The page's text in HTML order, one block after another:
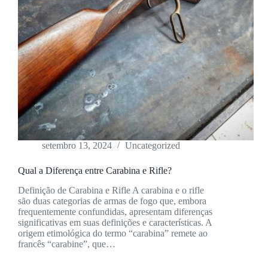
setembro 13, 2024 Uncategorized
Qual a Diferença entre Carabina e Rifle?
Definição de Carabina e Rifle A carabina e o rifle
são duas categorias de armas de fogo que, embora
frequentemente confundidas, apresentam diferenças
significativas em suas definições e características. A
origem etimológica do termo “carabina” remete ao
francês “carabine”, que…